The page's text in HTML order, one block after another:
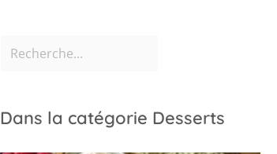
Dans la catégorie Desserts